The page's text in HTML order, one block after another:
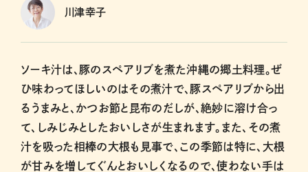
川津幸子
ソーキ汁は、豚のスペアリブを煮た沖縄の郷土料理。ぜ
ひ味わってほしいのはその煮汁で、豚スペアリブから出
るうまみと、かつお節と昆布のだしが、絶妙に溶け合っ
て、しみじみとしたおいしさが生まれます。また、その煮
汁を吸った相棒の大根も見事で、この季節は特に、大根
が甘みを増してぐんとおいしくなるので、使わない手は